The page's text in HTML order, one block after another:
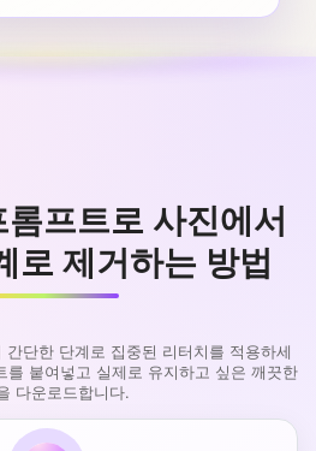
프트로 사진에서
로 제거하는 방법
단한 단계로 집중된 리터치를 적용하세
를 붙여넣고 실제로 유지하고 싶은 깨끗한
다운로드합니다.